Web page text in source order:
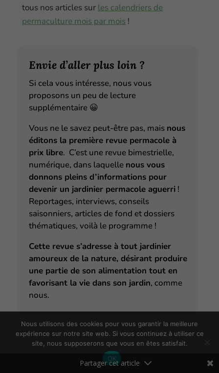
tous nos articles sur les calendriers de
permaculture mois par mois !
Envie d’aller plus loin ?
Si cela vous intéresse, nous vous
proposons un peu de lecture
supplémentaire 😀
Vous ne le savez peut-être pas, mais nous
éditons la première revue permacole à
prix libre. C’est une revue bimestrielle,
numérique, dans laquelle nous vous
donnons pleins d’informations pour
devenir un jardinier permacole aguerri!
Reportages, interviews, conseils
saisonniers, articles de fond et dossiers
thématiques, voilà le programme !
Cette revue s’adresse à tout jardinier
amoureux de la nature, désirant produire
une partie de son alimentation tout en
favorisant la vie dans son jardin, comme
nous.
recevrez tous les deux mois la revue sur
votre espace abonné et dans votre boîte
Nous utilisons des cookies pour vous garantir la meilleure
expérience sur notre site web. Si vous continuez à utiliser ce
site, nous supposerons que vous en êtes satisfait.
OK